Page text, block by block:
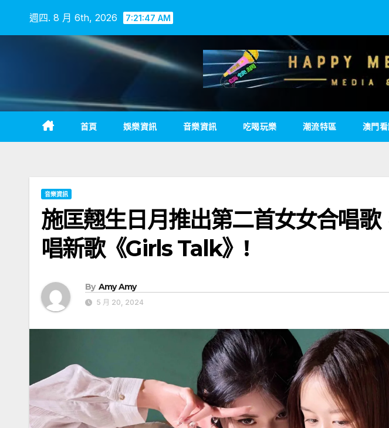
週四. 8 月 6th, 2026 7:21:48 AM
首頁 娛樂資訊 音樂資訊 吃喝玩樂 潮流特區 澳門
音樂資訊
施匡翹生日月推出第二首女女合唱
唱新歌《Girls Talk》!
By Amy Amy
5 月 20, 2024